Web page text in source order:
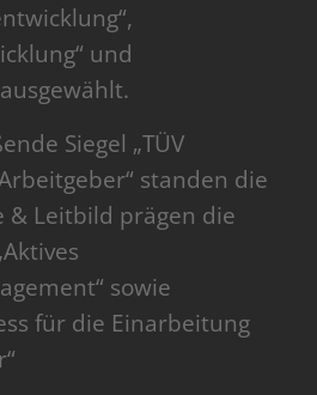
und
Siegel „TÜV
standen die
& Leitbild prägen die
sowie
für die Einarbeitung